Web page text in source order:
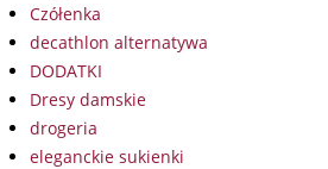
Czółenka
decathlon alternatywa
DODATKI
Dresy damskie
drogeria
eleganckie sukienki